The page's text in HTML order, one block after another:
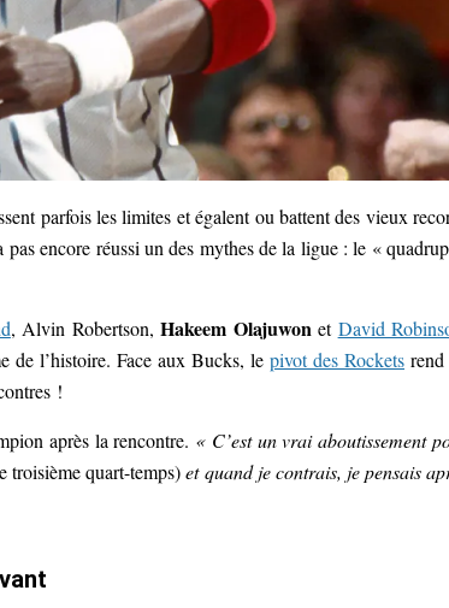
parfois les limites et égalent ou battent des vieux
encore réussi un des mythes de la ligue : le «
, Alvin Robertson,Hakeem Olajuwon et David
de l’histoire. Face aux Bucks, le pivot des Rockets rend
!
après la rencontre. « C’est un vrai aboutissement
troisième quart-temps)et quand je contrais, je pensais